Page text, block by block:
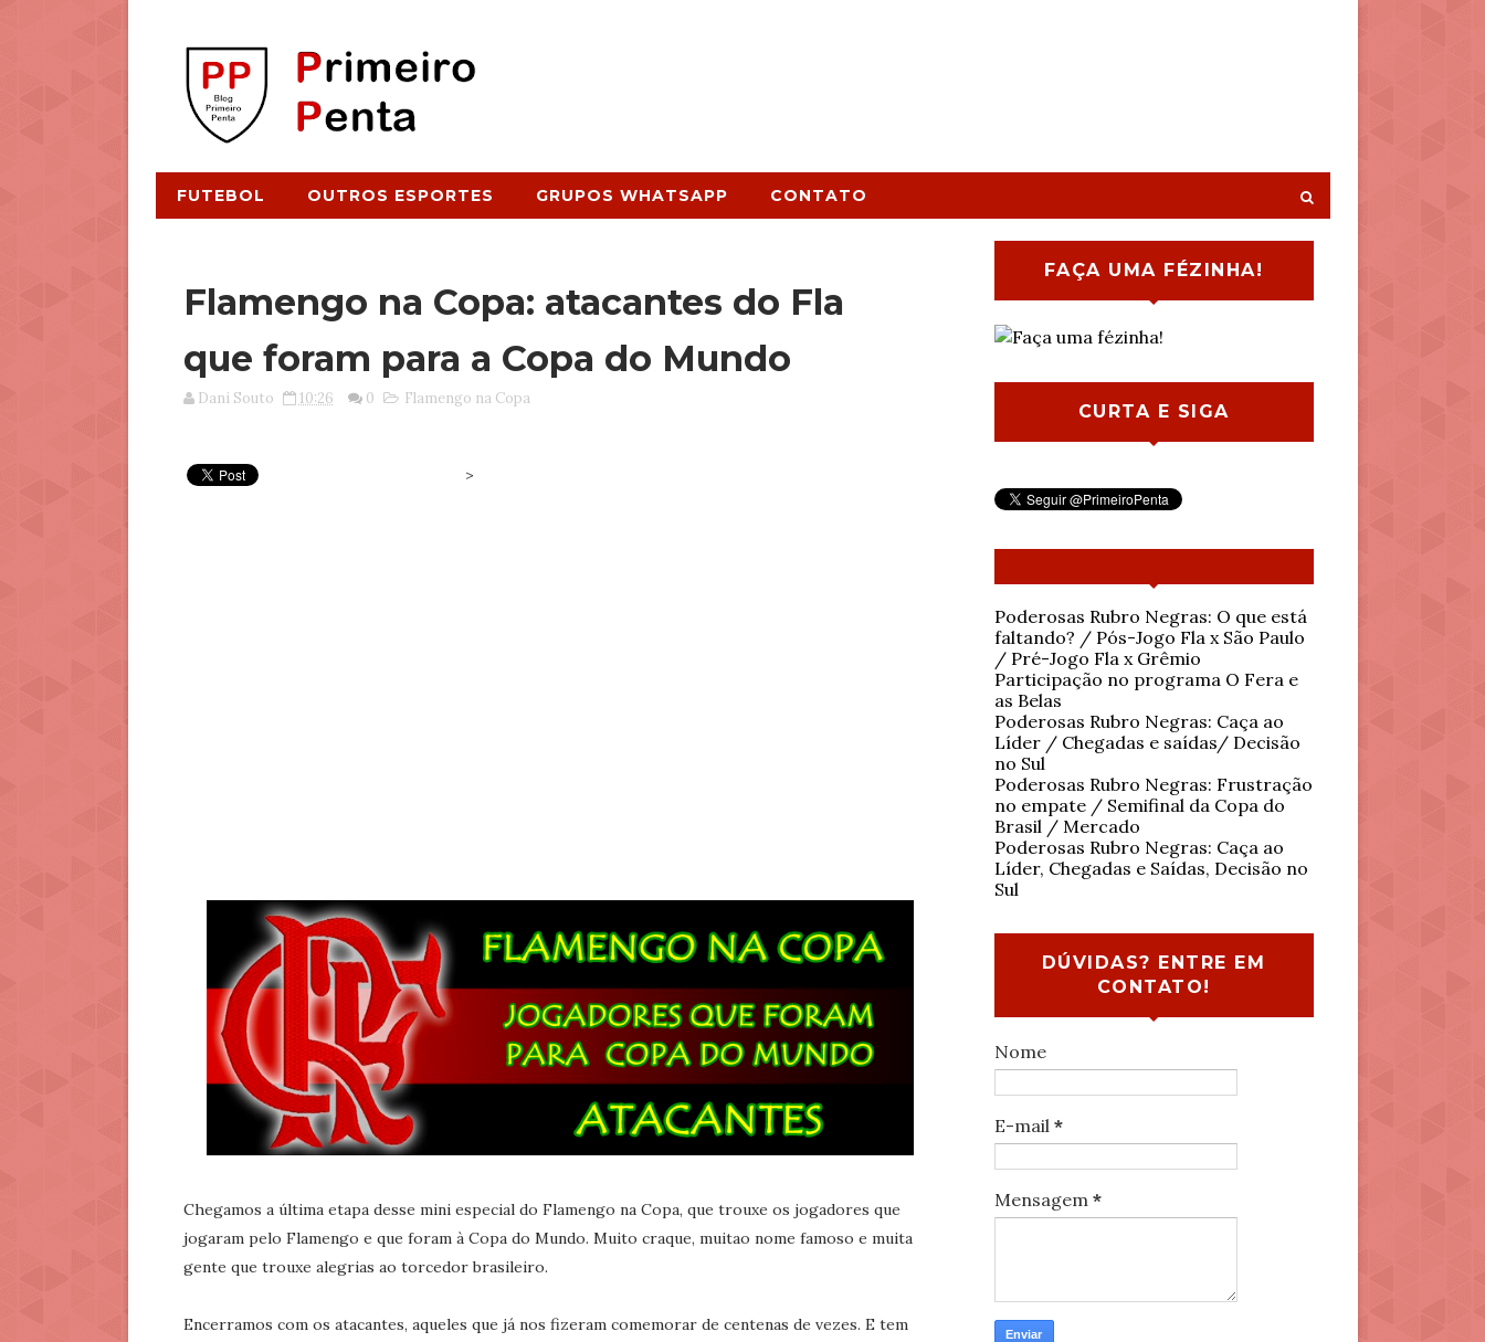
FUTEBOL OUTROS ESPORTES GRUPOS WHATSAPP CONTATO
Flamengo na Copa: atacantes do Fla
que foram para a Copa do Mundo
Dani Souto 10:26 0 Flamengo na Copa
>
Chegamos a última etapa desse mini especial do Flamengo na Copa, que trouxe os jogadores que
jogaram pelo Flamengo e que foram à Copa do Mundo. Muito craque, muitao nome famoso e muita
gente que trouxe alegrias ao torcedor brasileiro.
Encerramos com os atacantes, aqueles que já nos fizeram comemorar de centenas de vezes. E tem
FAÇA UMA FÉZINHA!
CURTA E SIGA
Poderosas Rubro Negras: O que está
faltando? / Pós-Jogo Fla x São Paulo
/ Pré-Jogo Fla x Grêmio
Participação no programa O Fera e
as Belas
Poderosas Rubro Negras: Caça ao
Líder / Chegadas e saídas/ Decisão
no Sul
Poderosas Rubro Negras: Frustração
no empate / Semifinal da Copa do
Brasil / Mercado
Poderosas Rubro Negras: Caça ao
Líder, Chegadas e Saídas, Decisão no
Sul
DÚVIDAS? ENTRE EM
CONTATO!
Nome
E-mail *
Mensagem *